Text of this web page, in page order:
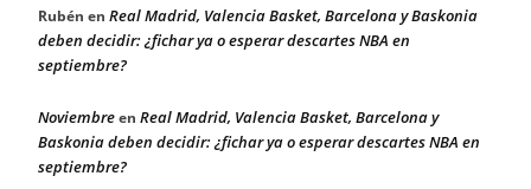
Rubén en Real Madrid, Valencia Basket, Barcelona y Baskonia
deben decidir: ¿fichar ya o esperar descartes NBA en
septiembre?
Noviembreen Real Madrid, Valencia Basket, Barcelona y
Baskonia deben decidir: ¿fichar ya o esperar descartes NBA en
septiembre?